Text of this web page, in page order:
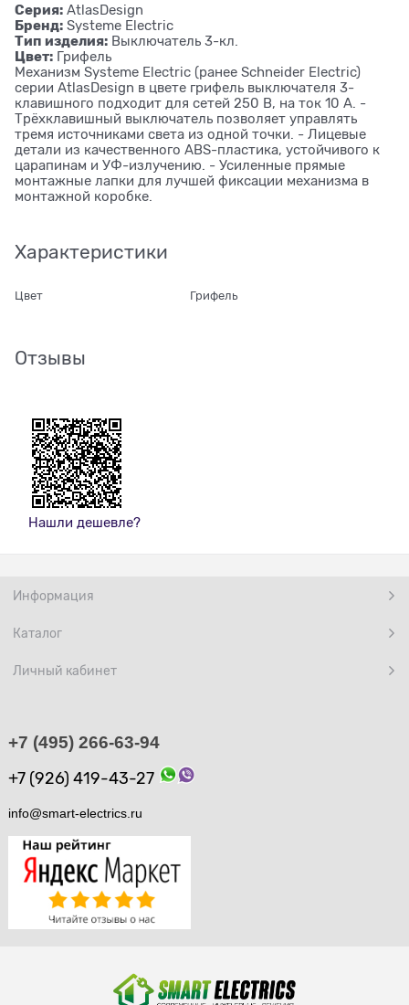
Серия: AtlasDesign
Бренд: Systeme Electric
Тип изделия: Выключатель 3-кл.
Цвет: Грифель
Механизм Systeme Electric (ранее Schneider Electric)
серии AtlasDesign в цвете грифель выключателя 3-
клавишного подходит для сетей 250 В, на ток 10 А. -
Трёхклавишный выключатель позволяет управлять
тремя источниками света из одной точки. - Лицевые
детали из качественного ABS-пластика, устойчивого к
царапинам и УФ-излучению. - Усиленные прямые
монтажные лапки для лучшей фиксации механизма в
монтажной коробке.
Характеристики
Цвет Грифель
Отзывы
Нашли дешевле?
Информация
Каталог
Личный кабинет
+7 (495) 266-63-94
+7 (926) 419-43-27
info@smart-electrics.ru